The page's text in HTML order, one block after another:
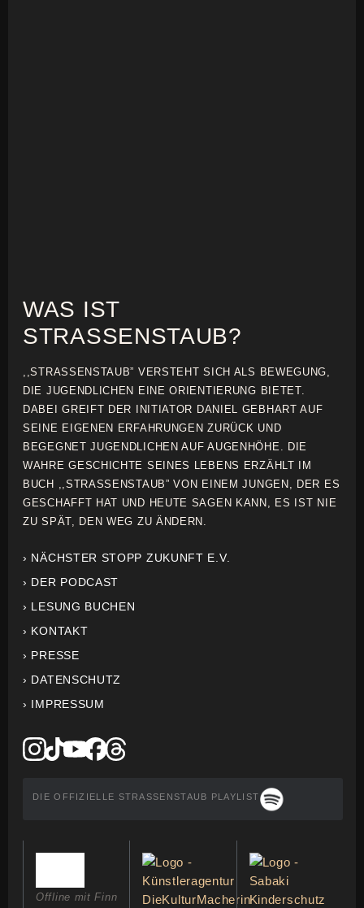
WAS IST
STRASSENSTAUB?
,,STRASSENSTAUB” VERSTEHT SICH ALS BEWEGUNG,
DIE JUGENDLICHEN EINE ORIENTIERUNG BIETET.
DABEI GREIFT DER INITIATOR DANIEL GEBHART AUF
SEINE EIGENEN ERFAHRUNGEN ZURÜCK UND
BEGEGNET JUGENDLICHEN AUF AUGENHÖHE. DIE
WAHRE GESCHICHTE SEINES LEBENS ERZÄHLT IM
BUCH ,,STRASSENSTAUB” VON EINEM JUNGEN, DER ES
GESCHAFFT HAT UND HEUTE SAGEN KANN, ES IST NIE
ZU SPÄT, DEN WEG ZU ÄNDERN.
› NÄCHSTER STOPP ZUKUNFT E.V.
› DER PODCAST
› LESUNG BUCHEN
› KONTAKT
› PRESSE
› DATENSCHUTZ
› IMPRESSUM
DIE OFFIZIELLE STRASSENSTAUB PLAYLIST
Offline mit Finn